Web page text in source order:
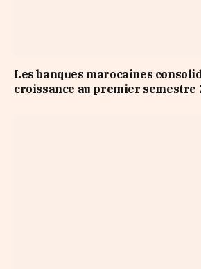
Les banques marocaines
croissance au premier semestre